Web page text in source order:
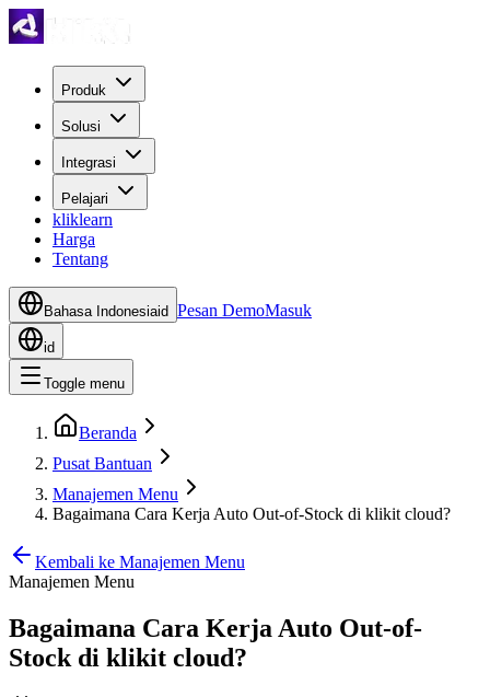
Produk
Solusi
Integrasi
Pelajari
kliklearn
Harga
Tentang
Bahasa Indonesiaid Pesan DemoMasuk
id
Toggle menu
Beranda
Pusat Bantuan
Manajemen Menu
Bagaimana Cara Kerja Auto Out-of-Stock di klikit cloud?
Kembali ke Manajemen Menu
Manajemen Menu
Bagaimana Cara Kerja Auto Out-of-
Stock di klikit cloud?